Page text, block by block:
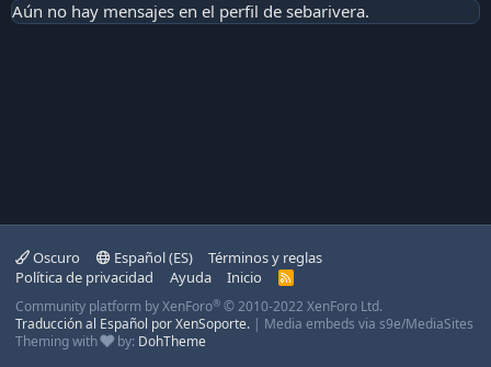
Aún no hay mensajes en el perfil de sebarivera.
Oscuro Español (ES)
Términos y reglas
Política de privacidad
Ayuda Inicio
R
S
Community platform by XenForo® © 2010-2022 XenForo Ltd.
Traducción al Español por XenSoporte. | Media embeds via s9e/MediaSites
Theming with
by: DohTheme